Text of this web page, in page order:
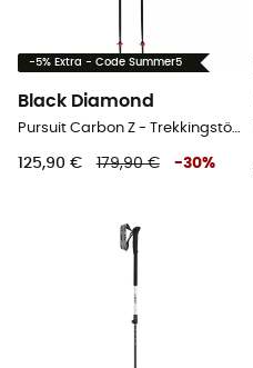
-5% Extra - Code Summer5
Black Diamond
Pursuit Carbon Z - Trekkingstöcke
125,90 € 179,90 € -30%